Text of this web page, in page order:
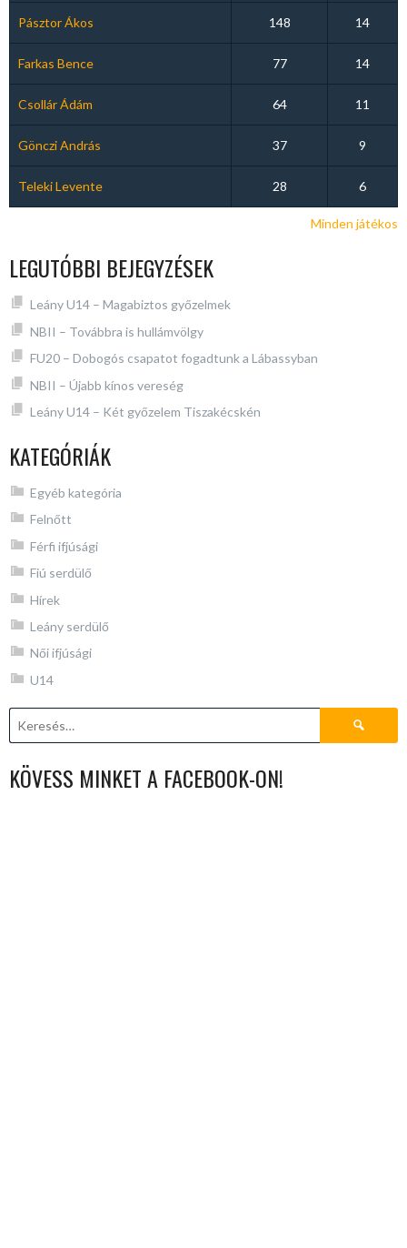
Pásztor Ákos 148 14
Farkas Bence 77 14
Csollár Ádám 64 11
Gönczi András 37 9
Teleki Levente 28 6
Minden játékos
LEGUTÓBBI BEJEGYZÉSEK
Leány U14 – Magabiztos győzelmek
NBII – Továbbra is hullámvölgy
FU20 – Dobogós csapatot fogadtunk a Lábassyban
NBII – Újabb kínos vereség
Leány U14 – Két győzelem Tiszakécskén
KATEGÓRIÁK
Egyéb kategória
Felnőtt
Férfi ifjúsági
Fiú serdülő
Hírek
Leány serdülő
Női ifjúsági
U14
Keresés:
KÖVESS MINKET A FACEBOOK-ON!